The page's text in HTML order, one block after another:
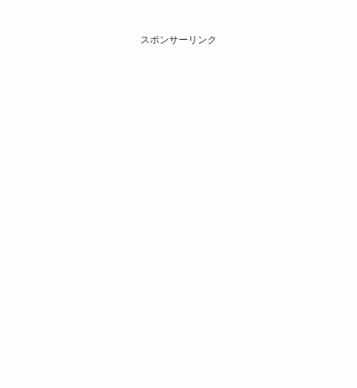
スポンサーリンク